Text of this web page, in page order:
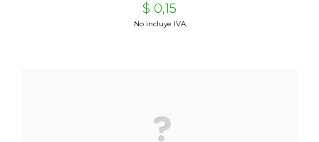
$ 0,15
No incluye IVA